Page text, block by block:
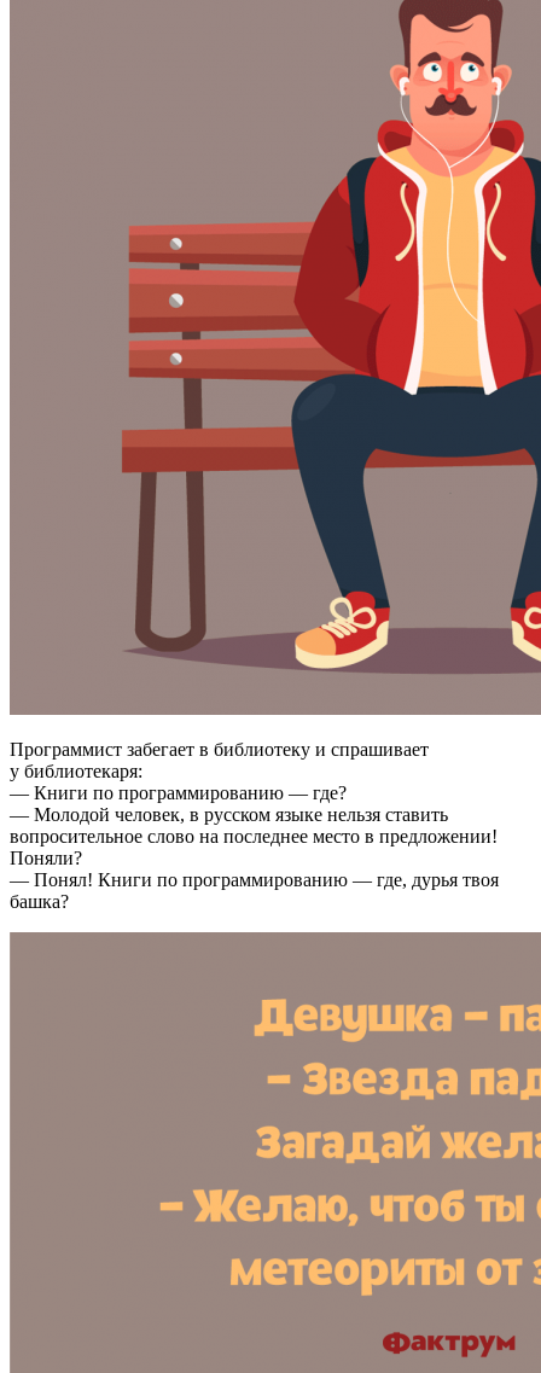
Программист забегает в библиотеку и спрашивает
у библиотекаря:
— Книги по программированию — где?
— Молодой человек, в русском языке нельзя ставить
вопросительное слово на последнее место в предложении!
Поняли?
— Понял! Книги по программированию — где, дурья твоя
башка?